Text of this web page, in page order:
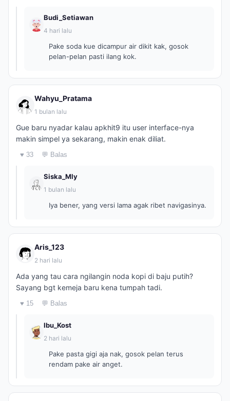
Budi_Setiawan
4 hari lalu
Pake soda kue dicampur air dikit kak, gosok
pelan-pelan pasti ilang kok.
Wahyu_Pratama
1 bulan lalu
Gue baru nyadar kalau apkhit9 itu user interface-nya
makin simpel ya sekarang, makin enak diliat.
♥ 33 💬 Balas
Siska_Mly
1 bulan lalu
Iya bener, yang versi lama agak ribet navigasinya.
Aris_123
2 hari lalu
Ada yang tau cara ngilangin noda kopi di baju putih?
Sayang bgt kemeja baru kena tumpah tadi.
♥ 15 💬 Balas
Ibu_Kost
2 hari lalu
Pake pasta gigi aja nak, gosok pelan terus
rendam pake air anget.